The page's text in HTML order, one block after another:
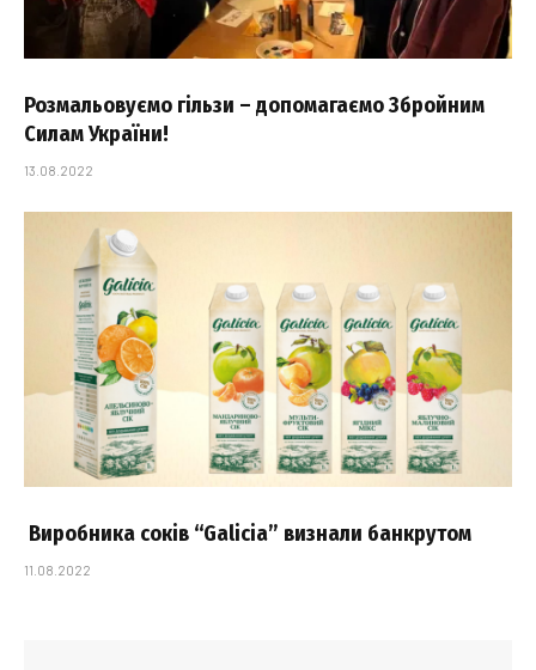
Розмальовуємо гільзи – допомагаємо Збройним
Силам України!
13.08.2022
Виробника соків “Galicia” визнали банкрутом
11.08.2022